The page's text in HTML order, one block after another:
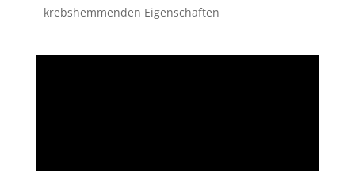
krebshemmenden Eigenschaften